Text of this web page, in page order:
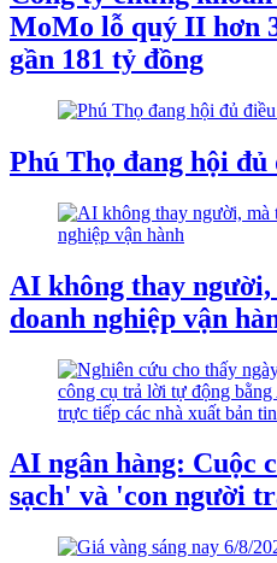
MoMo lỗ quý II hơn
gần 181 tỷ đồng
Phú Thọ đang hội
AI không thay
doanh nghiệp vận
AI ngân hàng: Cuộc
sạch' và 'con người